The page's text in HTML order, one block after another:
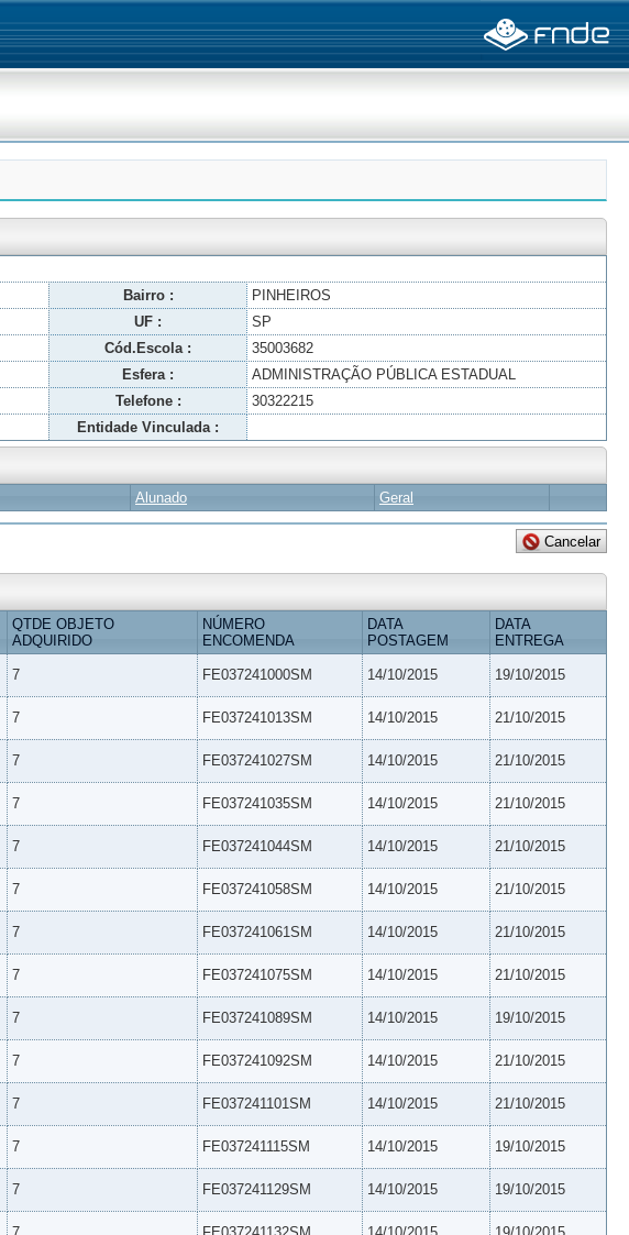
Bairro :
PINHEIROS
UF :
SP
Cód.Escola :
35003682
Esfera :
ADMINISTRAÇÃO PÚBLICA ESTADUAL
Telefone :
30322215
Entidade Vinculada :
Alunado Geral
QTDE OBJETO
ADQUIRIDO
NÚMERO
ENCOMENDA
DATA
POSTAGEM
DATA
ENTREGA
7 FE037241000SM 14/10/2015 19/10/2015
7 FE037241013SM 14/10/2015 21/10/2015
7 FE037241027SM 14/10/2015 21/10/2015
7 FE037241035SM 14/10/2015 21/10/2015
7 FE037241044SM 14/10/2015 21/10/2015
7 FE037241058SM 14/10/2015 21/10/2015
7 FE037241061SM 14/10/2015 21/10/2015
7 FE037241075SM 14/10/2015 21/10/2015
7 FE037241089SM 14/10/2015 19/10/2015
7 FE037241092SM 14/10/2015 21/10/2015
7 FE037241101SM 14/10/2015 21/10/2015
7 FE037241115SM 14/10/2015 19/10/2015
7 FE037241129SM 14/10/2015 19/10/2015